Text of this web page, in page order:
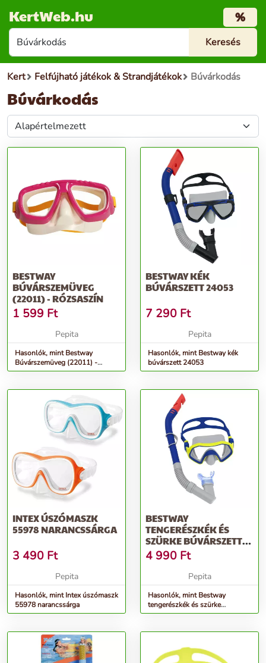
KertWeb.hu %
Kert Felfújható játékok & Strandjátékok Búvárkodás
Búvárkodás
BESTWAY
BÚVÁRSZEMÜVEG
(22011) - RÓZSASZÍN
1 599 Ft
Pepita
Hasonlók, mint Bestway
Búvárszemüveg (22011) -
rózsaszín
BESTWAY KÉK
BÚVÁRSZETT 24053
7 290 Ft
Pepita
Hasonlók, mint Bestway kék
búvárszett 24053
INTEX ÚSZÓMASZK
55978 NARANCSSÁRGA
3 490 Ft
Pepita
Hasonlók, mint Intex úszómaszk
55978 narancssárga
BESTWAY
TENGERÉSZKÉK ÉS
SZÜRKE BÚVÁRSZETT
24025
4 990 Ft
Pepita
Hasonlók, mint Bestway
tengerészkék és szürke
búvárszett 24025